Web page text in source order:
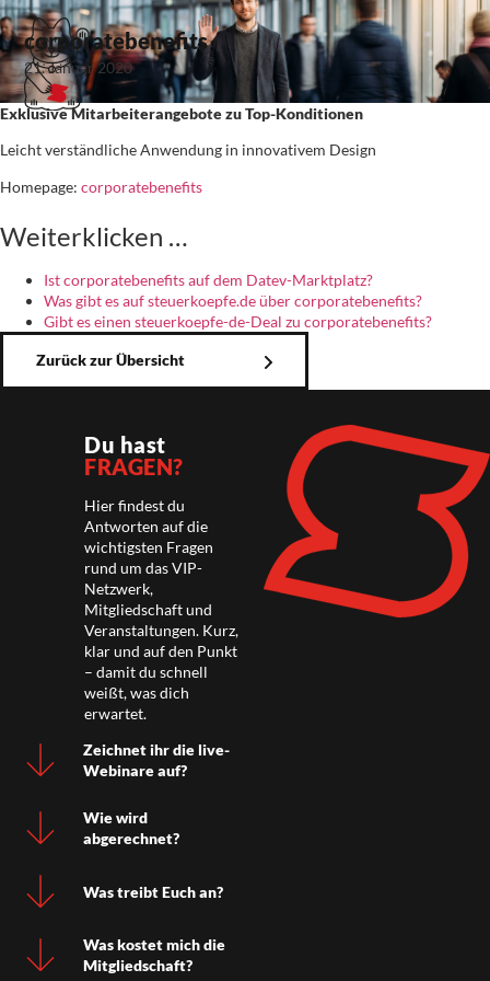
corporatebenefits
21. Januar 2020
Exklusive Mitarbeiterangebote zu Top-Konditionen
Leicht verständliche Anwendung in innovativem Design
Homepage: corporatebenefits
Weiterklicken …
Ist corporatebenefits auf dem Datev-Marktplatz?
Was gibt es auf steuerkoepfe.de über corporatebenefits?
Gibt es einen steuerkoepfe-de-Deal zu corporatebenefits?
Zurück zur Übersicht
Du hast
FRAGEN?
Hier findest du
Antworten auf die
wichtigsten Fragen
rund um das VIP-
Netzwerk,
Mitgliedschaft und
Veranstaltungen. Kurz,
klar und auf den Punkt
– damit du schnell
weißt, was dich
erwartet.
Zeichnet ihr die live-
Webinare auf?
Wie wird
abgerechnet?
Was treibt Euch an?
Was kostet mich die
Mitgliedschaft?